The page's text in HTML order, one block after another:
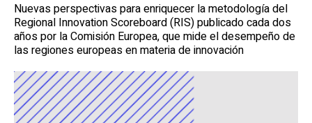
Nuevas perspectivas para enriquecer la metodología del
Regional Innovation Scoreboard (RIS) publicado cada dos
años por la Comisión Europea, que mide el desempeño de
las regiones europeas en materia de innovación